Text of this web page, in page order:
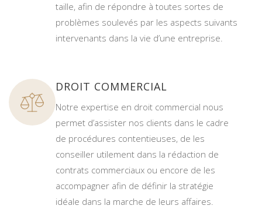
taille, afin de répondre à toutes sortes de
problèmes soulevés par les aspects suivants
intervenants dans la vie d’une entreprise.
DROIT COMMERCIAL
Notre expertise en droit commercial nous
permet d’assister nos clients dans le cadre
de procédures contentieuses, de les
conseiller utilement dans la rédaction de
contrats commerciaux ou encore de les
accompagner afin de définir la stratégie
idéale dans la marche de leurs affaires.